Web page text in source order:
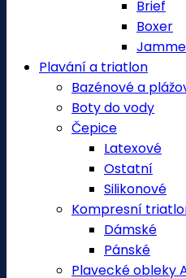
Brief
Boxer
Plavání a triatlon
Bazénové a
Boty do vody
Čepice
Latexové
Ostatní
Silikonové
Kompresní
Dámské
Pánské
Plavecké obleky